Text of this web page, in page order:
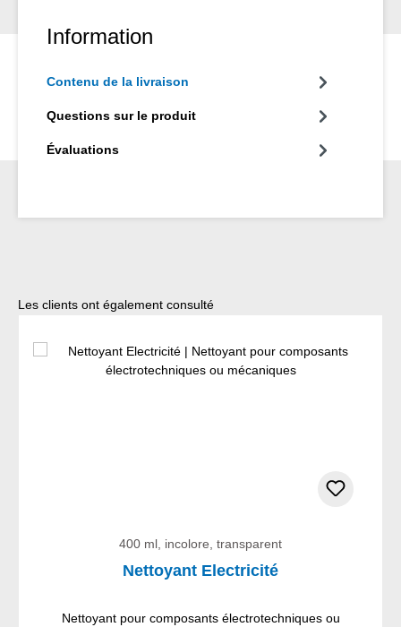
Information
Contenu de la livraison
Questions sur le produit
Évaluations
Ignorer la galerie de produits
Les clients ont également consulté
400 ml, incolore, transparent
Nettoyant Electricité
Nettoyant pour composants électrotechniques ou